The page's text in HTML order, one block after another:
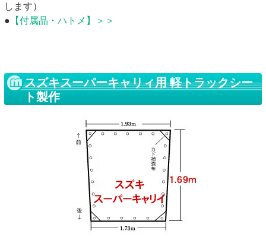
します）
● 【付属品・ハトメ】＞＞
スズキスーパーキャリィ用 軽トラックシー
ト製作